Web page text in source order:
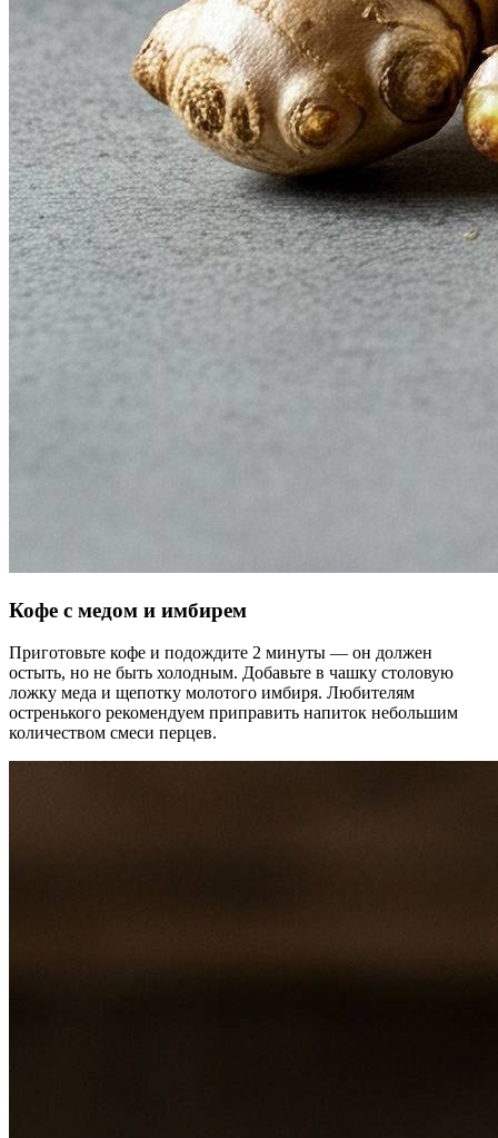
Кофе с медом и имбирем
Приготовьте кофе и подождите 2 минуты — он должен
остыть, но не быть холодным. Добавьте в чашку столовую
ложку меда и щепотку молотого имбиря. Любителям
остренького рекомендуем приправить напиток небольшим
количеством смеси перцев.